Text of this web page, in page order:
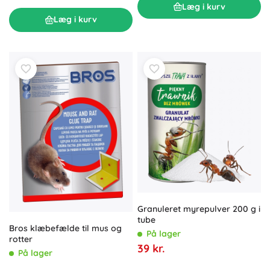
Læg i kurv
Læg i kurv
Bros klæbefælde til mus og
rotter
På lager
Granuleret myrepulver 200 g i
tube
På lager
39 kr.